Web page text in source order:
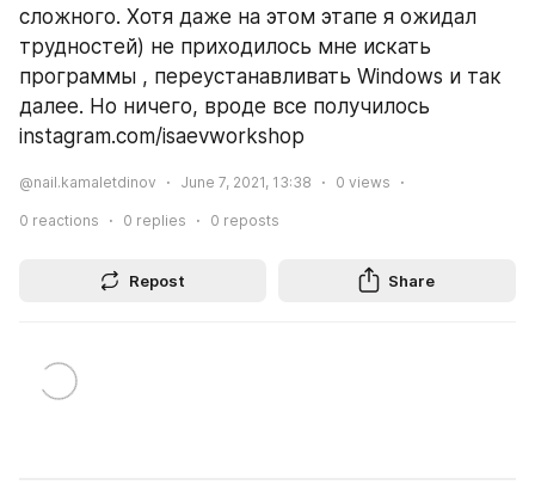
сложного. Хотя даже на этом этапе я ожидал
трудностей) не приходилось мне искать
программы , переустанавливать Windows и так
далее. Но ничего, вроде все получилось
instagram.com/isaevworkshop
@nail.kamaletdinov June 7, 2021, 13:38 0 views
0 reactions 0 replies 0 reposts
Repost Share